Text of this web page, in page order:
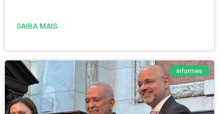
SAIBA MAIS
Informes